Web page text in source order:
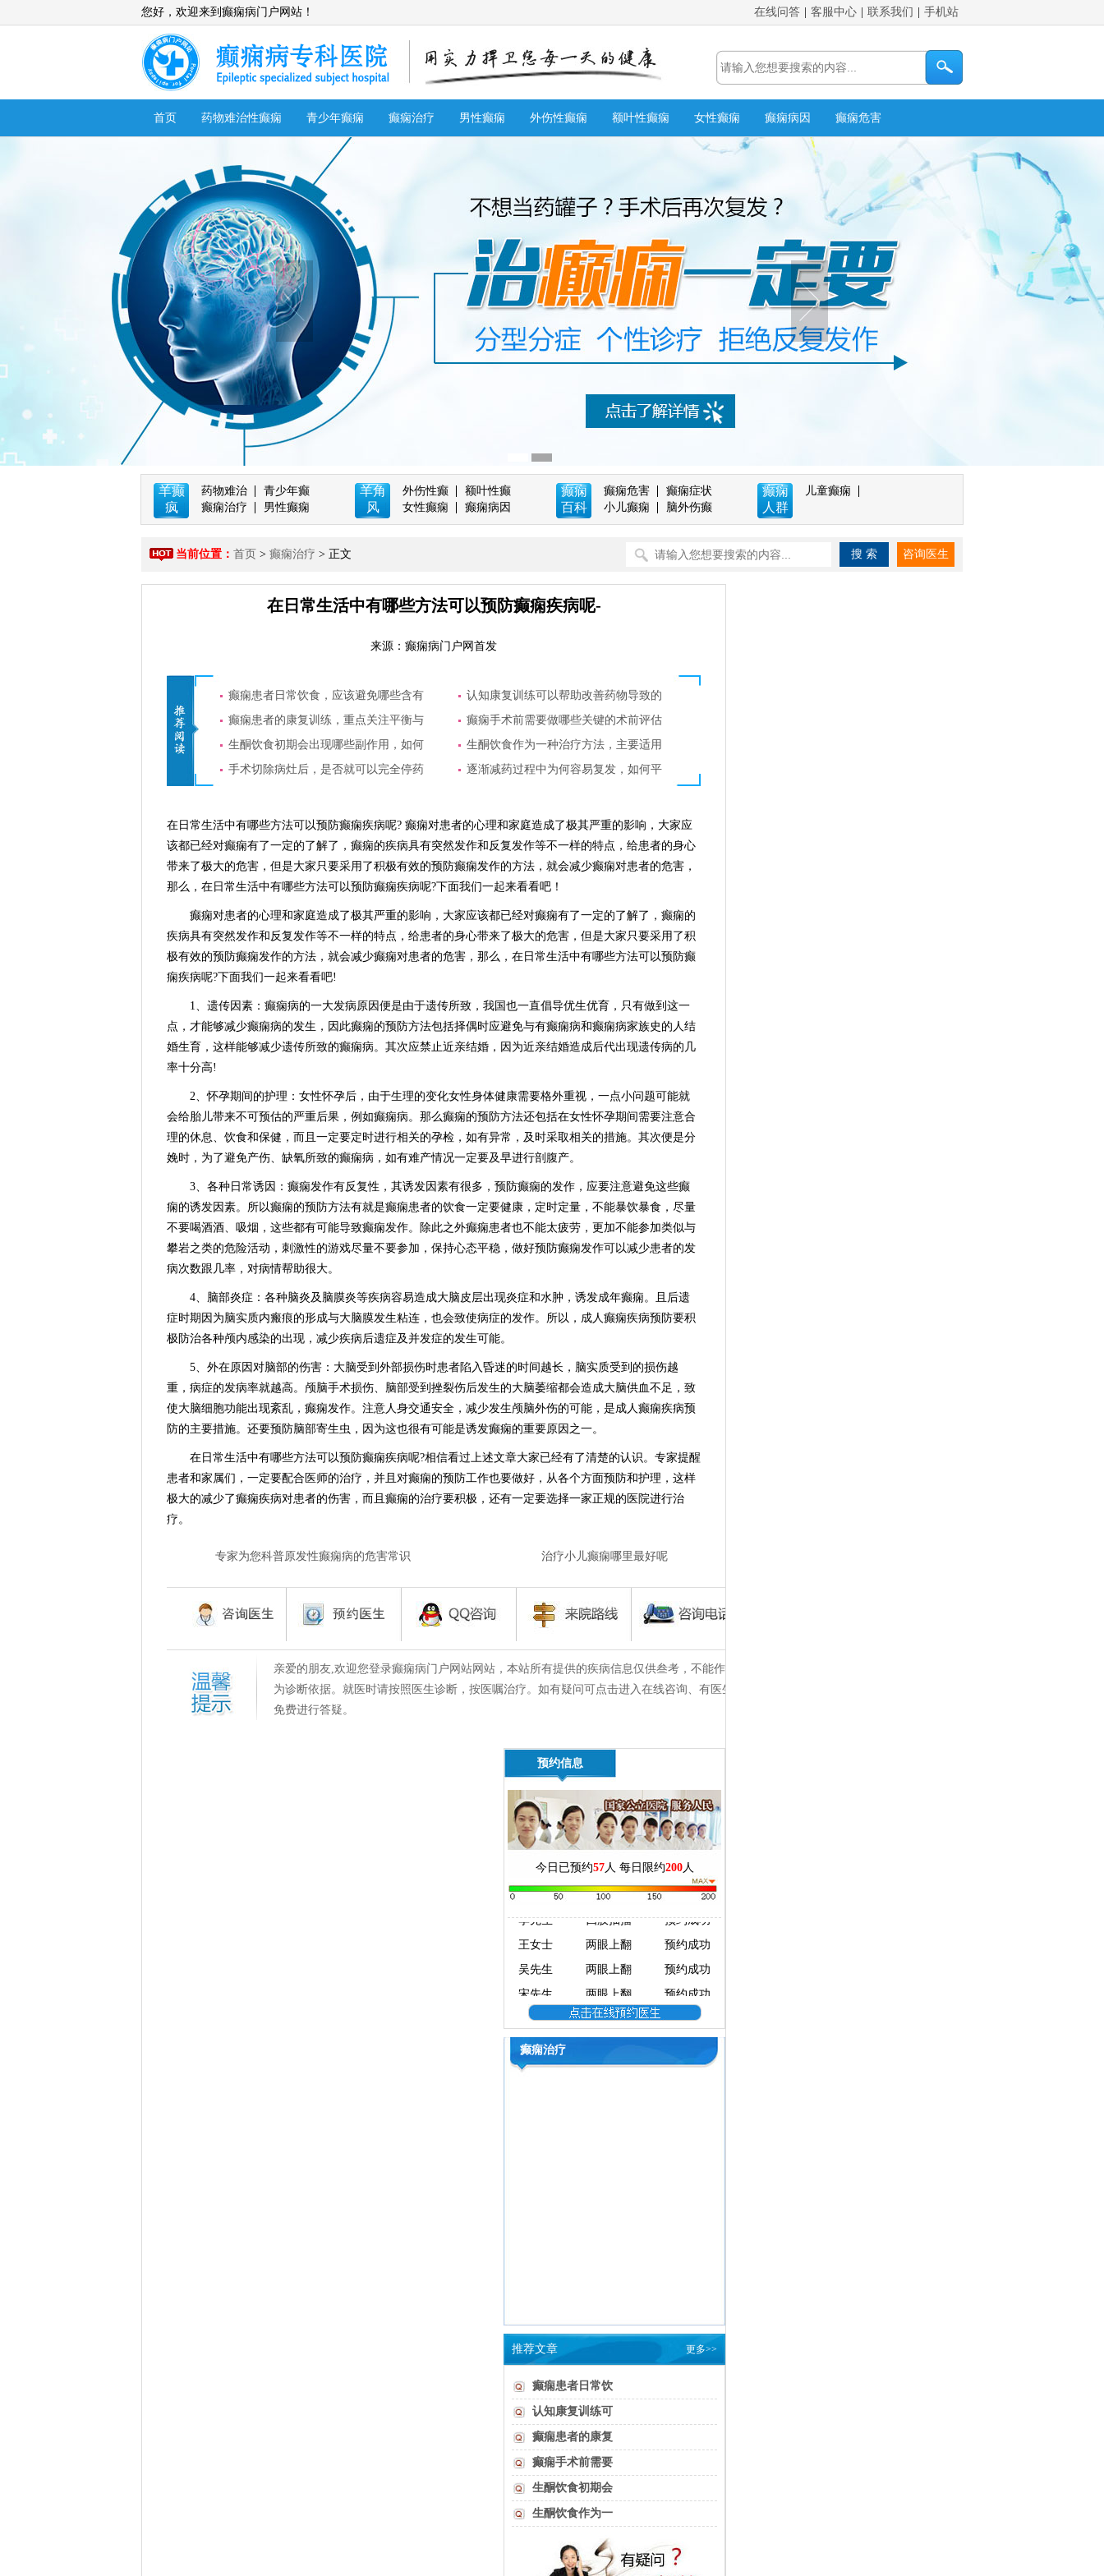
您好，欢迎来到癫痫病门户网站！ 在线问答 客服中心 联系我们 手机站
首页 药物难治性癫痫 青少年癫痫 癫痫治疗 男性癫痫 外伤性癫痫 额叶性癫痫 女性癫痫 癫痫病因 癫痫危害
羊癫
疯
药物难治
青少年癫
癫痫治疗
男性癫痫
羊角
风
外伤性癫
额叶性癫
女性癫痫
癫痫病因
癫痫
百科
癫痫危害
癫痫症状
小儿癫痫
脑外伤癫
癫痫
人群
儿童癫痫
当前位置： 首页 > 癫痫治疗 > 正文
在日常生活中有哪些方法可以预防癫痫疾病呢-
来源：癫痫病门户网首发
癫痫患者日常饮食，应该避免哪些含有
认知康复训练可以帮助改善药物导致的
癫痫患者的康复训练，重点关注平衡与
癫痫手术前需要做哪些关键的术前评估
生酮饮食初期会出现哪些副作用，如何
生酮饮食作为一种治疗方法，主要适用
手术切除病灶后，是否就可以完全停药
逐渐减药过程中为何容易复发，如何平
在日常生活中有哪些方法可以预防癫痫疾病呢? 癫痫对患者的心理和家庭造成了极其严重的影响，大家应
该都已经对癫痫有了一定的了解了，癫痫的疾病具有突然发作和反复发作等不一样的特点，给患者的身心
带来了极大的危害，但是大家只要采用了积极有效的预防癫痫发作的方法，就会减少癫痫对患者的危害，
那么，在日常生活中有哪些方法可以预防癫痫疾病呢?下面我们一起来看看吧！
癫痫对患者的心理和家庭造成了极其严重的影响，大家应该都已经对癫痫有了一定的了解了，癫痫的
疾病具有突然发作和反复发作等不一样的特点，给患者的身心带来了极大的危害，但是大家只要采用了积
极有效的预防癫痫发作的方法，就会减少癫痫对患者的危害，那么，在日常生活中有哪些方法可以预防癫
痫疾病呢?下面我们一起来看看吧!
1、遗传因素：癫痫病的一大发病原因便是由于遗传所致，我国也一直倡导优生优育，只有做到这一
点，才能够减少癫痫病的发生，因此癫痫的预防方法包括择偶时应避免与有癫痫病和癫痫病家族史的人结
婚生育，这样能够减少遗传所致的癫痫病。其次应禁止近亲结婚，因为近亲结婚造成后代出现遗传病的几
率十分高!
2、怀孕期间的护理：女性怀孕后，由于生理的变化女性身体健康需要格外重视，一点小问题可能就
会给胎儿带来不可预估的严重后果，例如癫痫病。那么癫痫的预防方法还包括在女性怀孕期间需要注意合
理的休息、饮食和保健，而且一定要定时进行相关的孕检，如有异常，及时采取相关的措施。其次便是分
娩时，为了避免产伤、缺氧所致的癫痫病，如有难产情况一定要及早进行剖腹产。
3、各种日常诱因：癫痫发作有反复性，其诱发因素有很多，预防癫痫的发作，应要注意避免这些癫
痫的诱发因素。所以癫痫的预防方法有就是癫痫患者的饮食一定要健康，定时定量，不能暴饮暴食，尽量
不要喝酒酒、吸烟，这些都有可能导致癫痫发作。除此之外癫痫患者也不能太疲劳，更加不能参加类似与
攀岩之类的危险活动，刺激性的游戏尽量不要参加，保持心态平稳，做好预防癫痫发作可以减少患者的发
病次数跟几率，对病情帮助很大。
4、脑部炎症：各种脑炎及脑膜炎等疾病容易造成大脑皮层出现炎症和水肿，诱发成年癫痫。且后遗
症时期因为脑实质内瘢痕的形成与大脑膜发生粘连，也会致使病症的发作。所以，成人癫痫疾病预防要积
极防治各种颅内感染的出现，减少疾病后遗症及并发症的发生可能。
5、外在原因对脑部的伤害：大脑受到外部损伤时患者陷入昏迷的时间越长，脑实质受到的损伤越
重，病症的发病率就越高。颅脑手术损伤、脑部受到挫裂伤后发生的大脑萎缩都会造成大脑供血不足，致
使大脑细胞功能出现紊乱，癫痫发作。注意人身交通安全，减少发生颅脑外伤的可能，是成人癫痫疾病预
防的主要措施。还要预防脑部寄生虫，因为这也很有可能是诱发癫痫的重要原因之一。
在日常生活中有哪些方法可以预防癫痫疾病呢?相信看过上述文章大家已经有了清楚的认识。专家提醒
患者和家属们，一定要配合医师的治疗，并且对癫痫的预防工作也要做好，从各个方面预防和护理，这样
极大的减少了癫痫疾病对患者的伤害，而且癫痫的治疗要积极，还有一定要选择一家正规的医院进行治
疗。
专家为您科普原发性癫痫病的危害常识 治疗小儿癫痫哪里最好呢
亲爱的朋友,欢迎您登录癫痫病门户网站网站，本站所有提供的疾病信息仅供叁考，不能作
为诊断依据。就医时请按照医生诊断，按医嘱治疗。如有疑问可点击进入在线咨询、有医生
免费进行答疑。
预约信息
今日已预约57人 每日限约200人
王女士 两眼上翻
预约成功
吴先生
两眼上翻
预约成功
宋先生
两眼上翻
预约成功
张先生
口吐白沫
预约成功
张先生
口吐白沫
预约成功
李先生
四肢抽搐
预约成功
王女士
预约成功
癫痫治疗
推荐文章 更多>>
癫痫患者日常饮
认知康复训练可
癫痫患者的康复
癫痫手术前需要
生酮饮食初期会
生酮饮食作为一